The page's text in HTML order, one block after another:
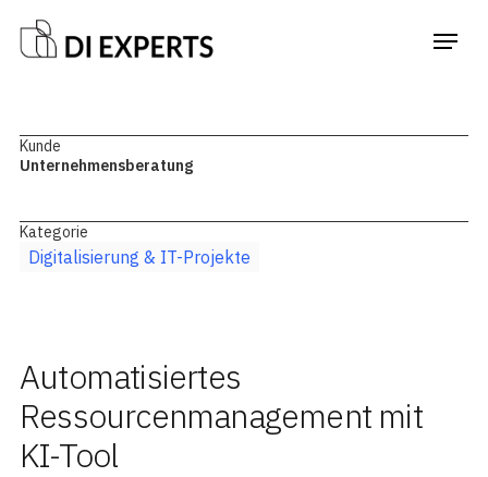
Kunde
Unternehmensberatung
Kategorie
Digitalisierung & IT-Projekte
Automatisiertes
Ressourcenmanagement mit
KI-Tool